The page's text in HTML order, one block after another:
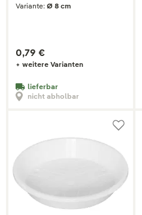
Variante: Ø 8 cm
0,79 €
+ weitere Varianten
lieferbar
nicht abholbar